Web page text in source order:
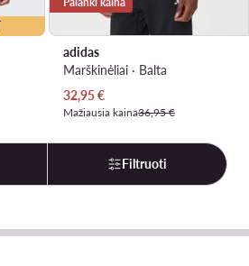
adidas
Marškinėliai · Balta
Dabartinė kaina
32,95€
Mažiausia kaina36,95 €
Filtruoti